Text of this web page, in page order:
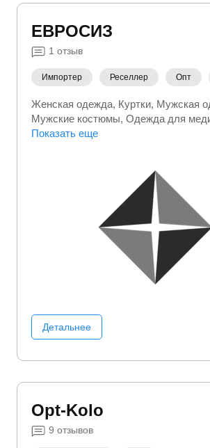
ЕВРОСИЗ
1 отзыв
Импортер Реселлер Опт
Женская одежда Куртки Мужская
Мужские костюмы Одежда для
персонала Ручной инструмент
Показать еще
Детальнее
Opt-Kolo
9 отзывов